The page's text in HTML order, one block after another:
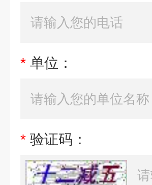
* 单位：
* 验证码：